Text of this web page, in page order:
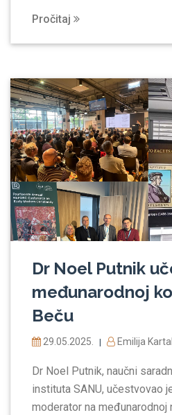
Pročitaj
Dr Noel Putnik
međunarodnoj
Beču
29.05.2025. Emilija
Dr Noel Putnik, naučni
instituta SANU, učestvovao
moderator na međunarodnoj